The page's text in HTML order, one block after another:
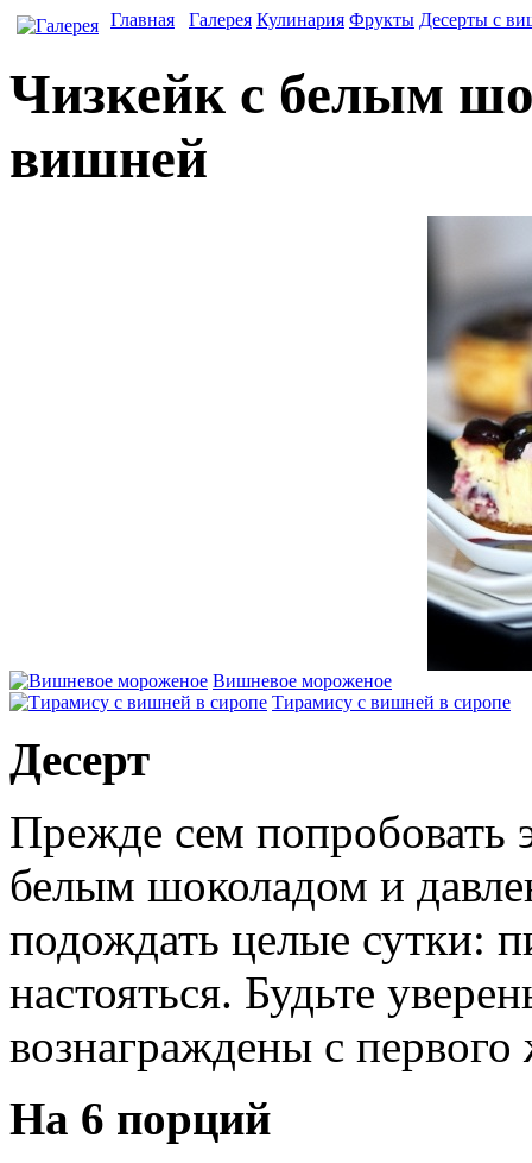
Главная Галерея Кулинария Фрукты Десерты с
Чизкейк с белым
вишней
Вишневое мороженое
Тирамису с вишней в сиропе
Десерт
Прежде сем попробовать
белым шоколадом и
подождать целые сутки:
настояться. Будьте
вознаграждены с первого
На 6 порций